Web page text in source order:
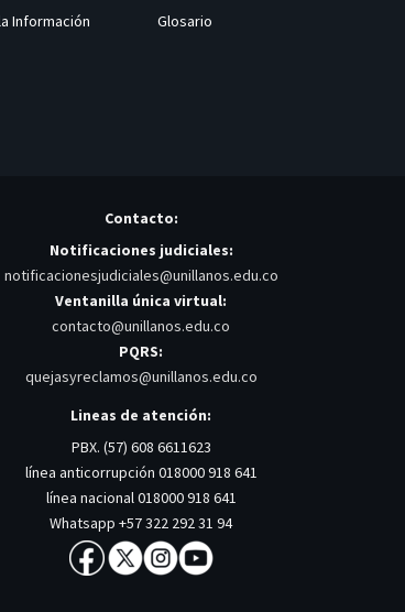
Información
Glosario
Contacto:
Notificaciones judiciales:
notificacionesjudiciales@unillanos.edu.co
Ventanilla única virtual:
contacto@unillanos.edu.co
PQRS:
quejasyreclamos@unillanos.edu.co
Lineas de atención:
PBX. (57) 608 6611623
línea anticorrupción 018000 918 641
línea nacional 018000 918 641
Whatsapp +57 322 292 31 94